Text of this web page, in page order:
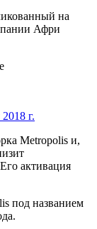
на
Афри
2018 г.
Metropolis и,
активация
под названием